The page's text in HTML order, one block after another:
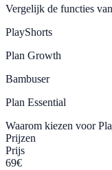
Vergelijk de functies
PlayShorts
Plan Growth
Bambuser
Plan Essential
Waarom kiezen voor
Prijzen
Prijs
69€